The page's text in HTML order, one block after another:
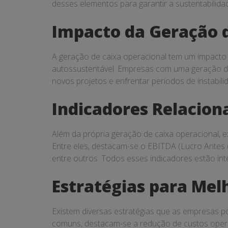
desses elementos para garantir a
Impacto da Geração
A geração de caixa operacional tem um
autossustentável. Empresas com uma geração
novos projetos e enfrentar períodos de
Indicadores
Além da própria geração de caixa operacional,
Entre eles, destacam-se o EBITDA (Lucro
entre outros. Todos esses indicadores estão
Estratégias para
Existem diversas estratégias que as empresas
comuns, destacam-se a redução de custos